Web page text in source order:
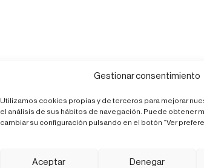
Gestionar consentimiento
Utilizamos cookies propias y de terceros para mejorar
el análisis de sus hábitos de navegación. Puede obtener
cambiar su configuración pulsando en el botón “Ver
Aceptar Denegar